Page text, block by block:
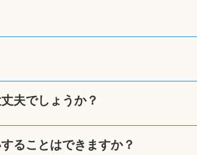
夫でしょうか？
ることはできますか？